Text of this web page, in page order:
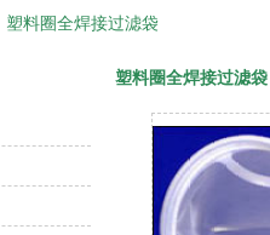
塑料圈全焊接过滤袋
塑料圈全焊接过滤袋